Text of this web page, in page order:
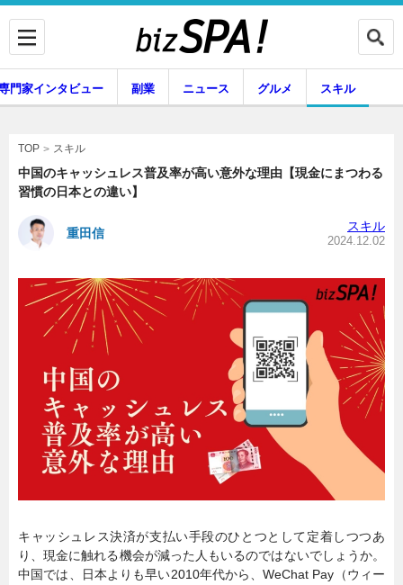
専門家インタビュー
副業 ニュース
グルメ スキル
暮らし エンタメ
門家インタビュー 副業 ニュース グルメ スキル
TOP スキル
中国のキャッシュレス普及率が高い意外な理由【現金にまつわる
習慣の日本との違い】
重田信 スキル
2024.12.02
キャッシュレス決済が支払い手段のひとつとして定着しつつあ
り、現金に触れる機会が減った人もいるのではないでしょうか。
中国では、日本よりも早い2010年代から、WeChat Pay（ウィー